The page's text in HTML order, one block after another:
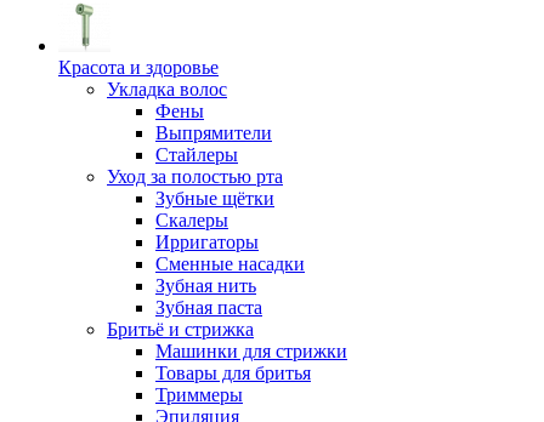
Красота и здоровье
Укладка волос
Фены
Выпрямители
Стайлеры
Уход за полостью рта
Зубные щётки
Скалеры
Ирригаторы
Сменные насадки
Зубная нить
Зубная паста
Бритьё и стрижка
Машинки для стрижки
Товары для бритья
Триммеры
Эпиляция